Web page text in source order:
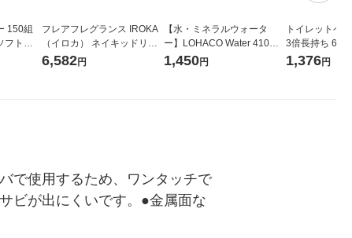
150組
フトパ
オナ オ
フレアフレグランス IROKA
（イロカ） ネイキッドリリ
ーの香り 柔軟剤 詰め替え 超
6,582円
【水・ミネラルウォータ
ー】LOHACO Water 410ml
1箱（20本入）ラベルレス
1,450円
トイレットペ
3倍長持ち 6ロール
紙配合 スコッ
1,376円
で使用するため、ワンタッチで
ビが出にくいです。●金属面な